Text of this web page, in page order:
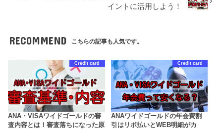
イントに活用しよう！
RECOMMEND こちらの記事も人気です。
Credit card
ANA・VISAワイドゴールドの審
査内容とは！審査落ちになった原
Credit card
ANAワイドゴールドの年会費割
引はリボ払いとWEB明細がカ